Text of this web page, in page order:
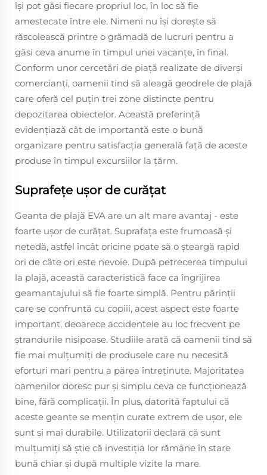
își pot găsi fiecare propriul loc, în loc să fie
amestecate între ele. Nimeni nu își dorește să
răscolească printre o grămadă de lucruri pentru a
găsi ceva anume în timpul unei vacanțe, în final.
Conform unor cercetări de piață realizate de diverși
comercianți, oamenii tind să aleagă geodrele de plajă
care oferă cel puțin trei zone distincte pentru
depozitarea obiectelor. Această preferință
evidențiază cât de importantă este o bună
organizare pentru satisfacția generală față de aceste
produse în timpul excursiilor la țărm.
Suprafețe ușor de curățat
Geanta de plajă EVA are un alt mare avantaj - este
foarte ușor de curățat. Suprafața este frumoasă și
netedă, astfel încât oricine poate să o șteargă rapid
ori de câte ori este nevoie. După petrecerea timpului
la plajă, această caracteristică face ca îngrijirea
geamantajului să fie foarte simplă. Pentru părinții
care se confruntă cu copiii, acest aspect este foarte
important, deoarece accidentele au loc frecvent pe
ștrandurile nisipoase. Studiile arată că oamenii tind să
fie mai mulțumiți de produsele care nu necesită
eforturi mari pentru a părea întreținute. Majoritatea
oamenilor doresc pur și simplu ceva ce funcționează
bine, fără complicații. În plus, datorită faptului că
aceste geante se mențin curate extrem de ușor, ele
sunt și mai durabile. Utilizatorii declară că sunt
mulțumiți să știe că investiția lor rămâne în stare
bună chiar și după multiple vizite la mare.